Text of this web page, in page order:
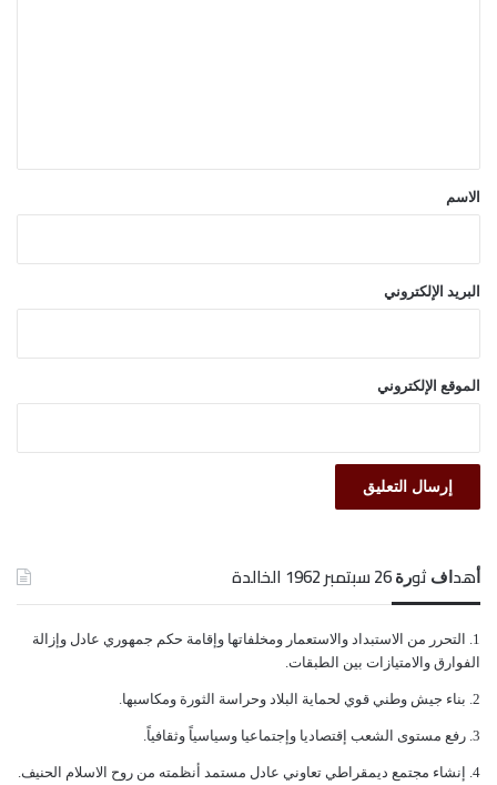
*الاسم
البريد الإلكتروني
الموقع الإلكتروني
ﺃﻫﺪﺍﻑ ﺛﻮﺭﺓ 26 ﺳﺒﺘﻤﺒﺮ 1962 الخالدة
ﺍﻟﺘﺤﺮﺭ ﻣﻦ ﺍﻻﺳﺘﺒﺪﺍﺩ ﻭﺍﻻﺳﺘﻌﻤﺎﺭ ﻭﻣﺨﻠﻔﺎﺗﻬﺎ ﻭﺇﻗﺎﻣﺔ ﺣﻜﻢ ﺟﻤﻬﻮﺭﻱ ﻋﺎﺩﻝ ﻭﺇﺯﺍﻟﺔ
ﺍﻟﻔﻮﺍﺭﻕ ﻭﺍﻻﻣﺘﻴﺎﺯﺍﺕ ﺑﻴﻦ ﺍﻟﻄﺒﻘﺎﺕ.
ﺑﻨﺎﺀ ﺟﻴﺶ ﻭﻃﻨﻲ ﻗﻮﻱ ﻟﺤﻤﺎﻳﺔ ﺍﻟﺒﻼﺩ ﻭﺣﺮﺍﺳﺔ ﺍﻟﺜﻮﺭﺓ ﻭﻣﻜﺎﺳﺒﻬﺎ.
ﺭﻓﻊ ﻣﺴﺘﻮﻯ ﺍﻟﺸﻌﺐ ﺇﻗﺘﺼﺎﺩﻳﺎ ﻭﺇﺟﺘﻤﺎﻋﻴﺎ ﻭﺳﻴﺎﺳﻴﺎً ﻭﺛﻘﺎﻓﻴﺎً.
ﺇﻧﺸﺎﺀ ﻣﺠﺘﻤﻊ ﺩﻳﻤﻘﺮﺍﻃﻲ ﺗﻌﺎﻭﻧﻲ ﻋﺎﺩﻝ ﻣﺴﺘﻤﺪ ﺃﻧﻈﻤﺘﻪ ﻣﻦ ﺭﻭﺡ ﺍﻻﺳﻼﻡ ﺍﻟﺤﻨﻴﻒ.